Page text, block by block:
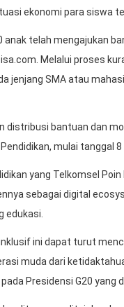
ekonomi para siswa
anak telah mengajukan
Melalui proses
jenjang SMA atau
distribusi bantuan dan
mulai tanggal
yang Telkomsel
sebagai digital
edukasi.
ini dapat turut
muda dari
Presidensi G20 yang